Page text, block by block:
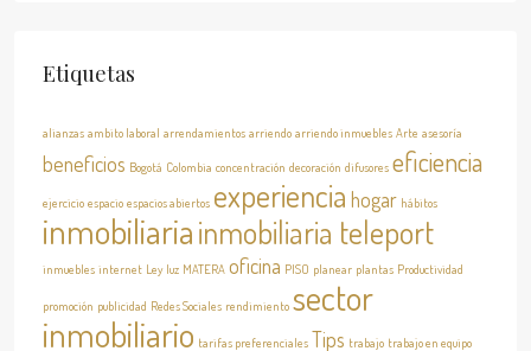
Etiquetas
alianzas ambito laboral arrendamientos arriendo arriendo inmuebles Arte asesoría
beneficios Bogotá Colombia concentración decoración difusores eficiencia
ejercicio espacio espacios abiertos experiencia hogar hábitos
inmobiliariainmobiliaria teleport
inmuebles internet Ley luz MATERA oficina PISO planear plantas Productividad
promoción publicidad Redes Sociales rendimiento sector
inmobiliario tarifas preferenciales Tips trabajo trabajo en equipo